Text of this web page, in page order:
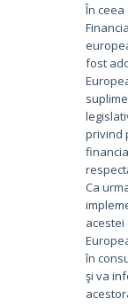
În ceea
fost
privind
Ca
acestei
în
şi va